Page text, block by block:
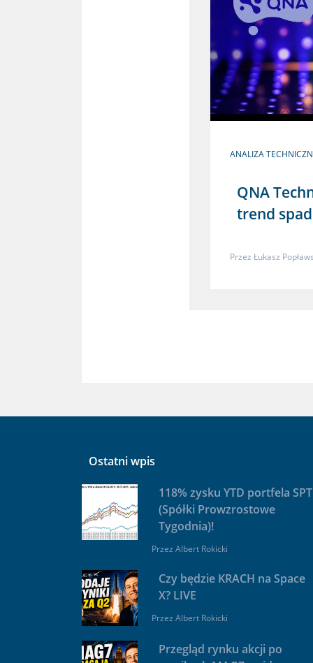
ANALIZA
QNA
trend
Przez Łukasz
Ostatni wpis
118% zysku YTD portfela SPT
(Spółki Prowzrostowe
Tygodnia)!
Przez Albert Rokicki
Czy będzie KRACH na Space
X? LIVE
Przez Albert Rokicki
Przegląd rynku akcji po